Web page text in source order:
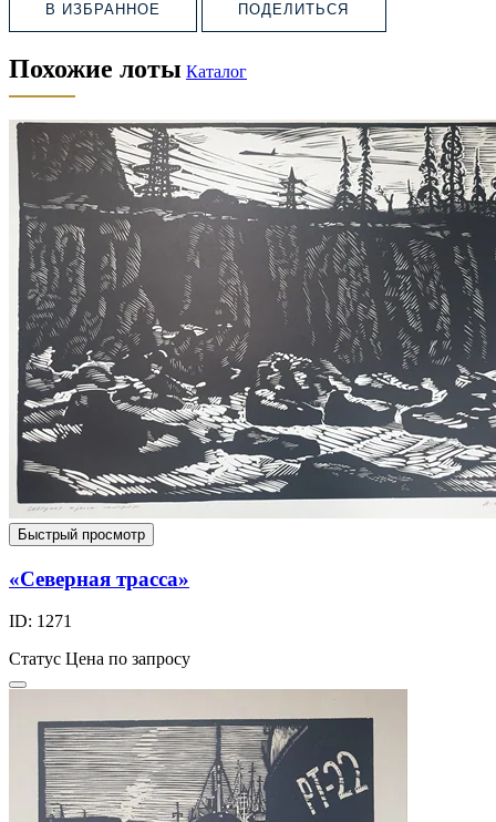
В ИЗБРАННОЕ ПОДЕЛИТЬСЯ
Похожие лоты Каталог
Быстрый просмотр
«Северная трасса»
ID: 1271
Статус Цена по запросу